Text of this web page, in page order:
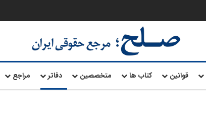
قوانین کتاب ها متخصصین دفاتر مراجع